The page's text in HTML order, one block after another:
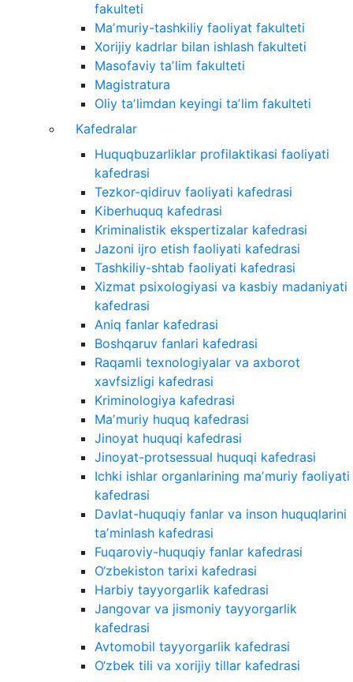
fakulteti
Maʼmuriy-tashkiliy faoliyat fakulteti
Xorijiy kadrlar bilan ishlash fakulteti
Masofaviy taʼlim fakulteti
Magistratura
Oliy taʼlimdan keyingi taʼlim fakulteti
Kafedralar
Huquqbuzarliklar profilaktikasi faoliyati
kafedrasi
Tezkor-qidiruv faoliyati kafedrasi
Kiberhuquq kafedrasi
Kriminalistik ekspertizalar kafedrasi
Jazoni ijro etish faoliyati kafedrasi
Tashkiliy-shtab faoliyati kafedrasi
Xizmat psixologiyasi va kasbiy madaniyati
kafedrasi
Aniq fanlar kafedrasi
Boshqaruv fanlari kafedrasi
Raqamli texnologiyalar va axborot
xavfsizligi kafedrasi
Kriminologiya kafedrasi
Maʼmuriy huquq kafedrasi
Jinoyat huquqi kafedrasi
Jinoyat-protsessual huquqi kafedrasi
Ichki ishlar organlarining maʼmuriy faoliyati
kafedrasi
Davlat-huquqiy fanlar va inson huquqlarini
taʼminlash kafedrasi
Fuqaroviy-huquqiy fanlar kafedrasi
O‘zbekiston tarixi kafedrasi
Harbiy tayyorgarlik kafedrasi
Jangovar va jismoniy tayyorgarlik
kafedrasi
Avtomobil tayyorgarlik kafedrasi
O‘zbek tili va xorijiy tillar kafedrasi